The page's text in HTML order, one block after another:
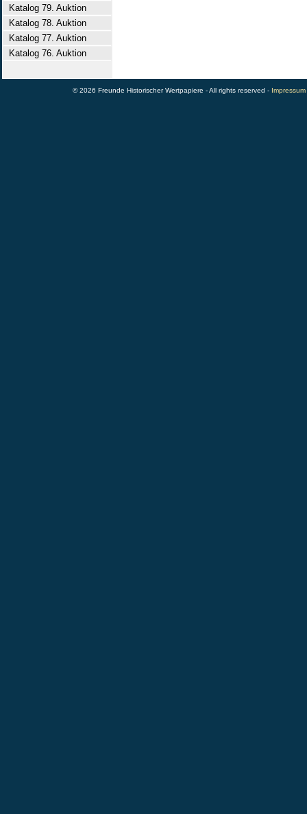
Katalog 79. Auktion
Katalog 78. Auktion
Katalog 77. Auktion
Katalog 76. Auktion
© 2026 Freunde Historischer Wertpapiere - All rights reserved - Impressum